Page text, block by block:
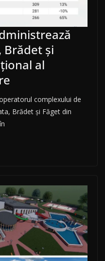
Brădet și
al
complexului de
Brădet și Făget din